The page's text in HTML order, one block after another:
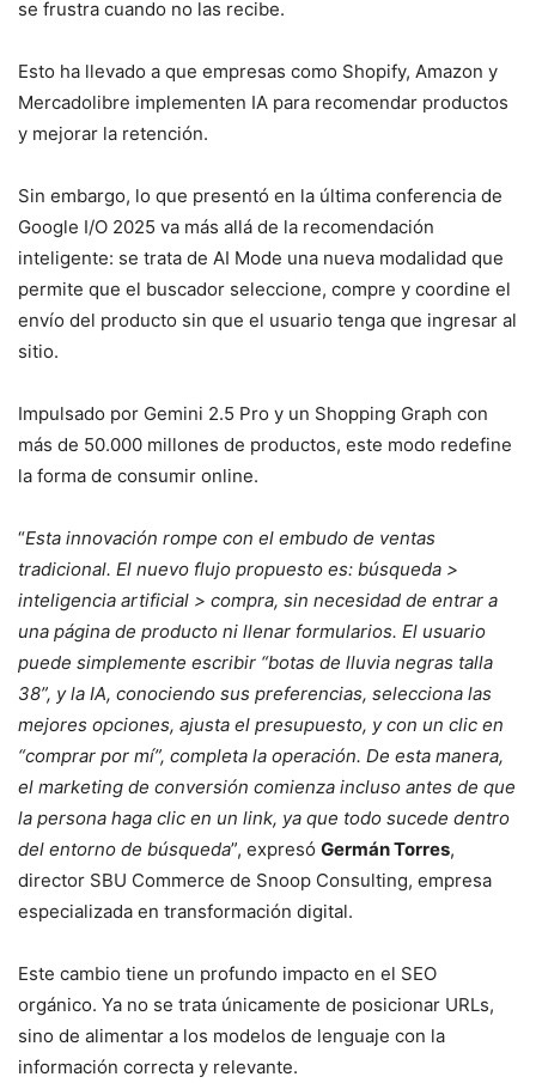
se frustra cuando no las recibe.
Esto ha llevado a que empresas como Shopify, Amazon y
Mercadolibre implementen IA para recomendar productos
y mejorar la retención.
Sin embargo, lo que presentó en la última conferencia de
Google I/O 2025 va más allá de la recomendación
inteligente: se trata de AI Mode una nueva modalidad que
permite que el buscador seleccione, compre y coordine el
envío del producto sin que el usuario tenga que ingresar al
sitio.
Impulsado por Gemini 2.5 Pro y un Shopping Graph con
más de 50.000 millones de productos, este modo redefine
la forma de consumir online.
“Esta innovación rompe con el embudo de ventas
tradicional. El nuevo flujo propuesto es: búsqueda >
inteligencia artificial > compra, sin necesidad de entrar a
una página de producto ni llenar formularios. El usuario
puede simplemente escribir “botas de lluvia negras talla
38”, y la IA, conociendo sus preferencias, selecciona las
mejores opciones, ajusta el presupuesto, y con un clic en
“comprar por mí”, completa la operación. De esta manera,
el marketing de conversión comienza incluso antes de que
la persona haga clic en un link, ya que todo sucede dentro
del entorno de búsqueda”, expresó Germán Torres,
director SBU Commerce de Snoop Consulting, empresa
especializada en transformación digital.
Este cambio tiene un profundo impacto en el SEO
orgánico. Ya no se trata únicamente de posicionar URLs,
sino de alimentar a los modelos de lenguaje con la
información correcta y relevante.